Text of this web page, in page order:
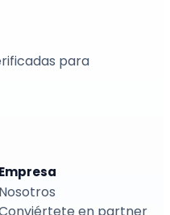
para
Empresa
Nosotros
en partner